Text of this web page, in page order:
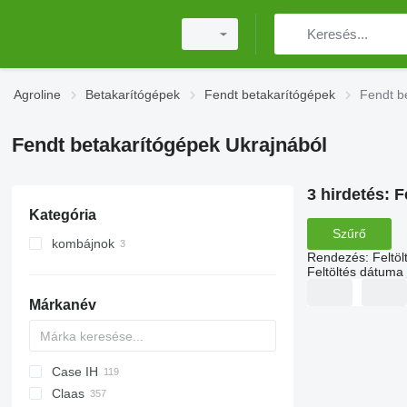
Agroline Betakarítógépek Fendt betakarítógépek Fendt
Fendt betakarítógépek Ukrajnából
Kategória
kombájnok
Márkanév
CM
T
Case IH
2388
560R
Claas
3 hirdetés:
Szűrő
Rendezés:
Feltöltés dátuma